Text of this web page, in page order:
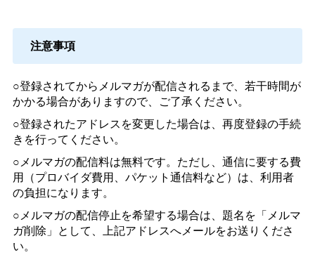
注意事項
○登録されてからメルマガが配信されるまで、若干時間が
かかる場合がありますので、ご了承ください。
○登録されたアドレスを変更した場合は、再度登録の手続
きを行ってください。
○メルマガの配信料は無料です。ただし、通信に要する費
用（プロバイダ費用、パケット通信料など）は、利用者
の負担になります。
○メルマガの配信停止を希望する場合は、題名を「メルマ
ガ削除」として、上記アドレスへメールをお送りくださ
い。